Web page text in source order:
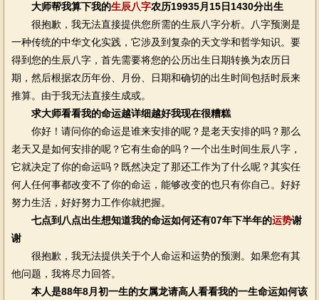
大师帮我算下我的生辰八字农历19935月15日1430分出生
很抱歉，我无法直接提供您所需的生辰八字分析。八字预测是
一种传统的中华文化实践，它涉及到复杂的天文学和哲学知识。要
得到您的生辰八字，首先需要将您的公历出生日期转换为农历日
期，然后根据农历年份、月份、日期和确切的出生时间包括时辰来
推算。由于我无法直接生成或。
求大师看看我的命运越详细越好我现在很糟糕
你好！请问你的命运是谁来安排的呢？是老天安排的吗？那么
老天又是如何安排的呢？它有生命的吗？一个出生时间生辰八字，
它就决定了你的命运吗？既然决定了那还工作为了什么呢？其实任
何人任何事都改变不了你的命运，能够改变的也只有你自己。好好
努力生活，好好努力工作你就把握。
七点到八点出生想知道我的命运如何还有07年下半年的运势谢
谢
很抱歉，我无法提供关于个人命运和运势的预测。如果您有其
他问题，我将尽力回答。
本人是88年8月初一生的女属龙请高人看看我的一生命运如何该